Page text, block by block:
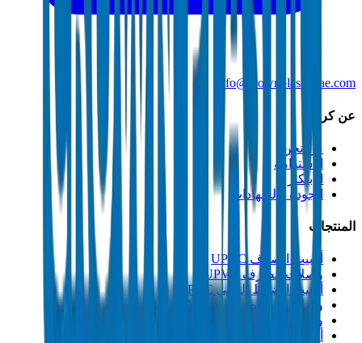
info@crownplasticuae.com
عن كراون
من نحن
الاستدامة
الابتكار
الجودة والشهادات
المنتجات
أنابيب الصرف UPVC
وصلات الصرف UPVC
أنابيب الضغط العالي PVC
وصلات الضغط العالي PVC
وصلات PVC جدول 40